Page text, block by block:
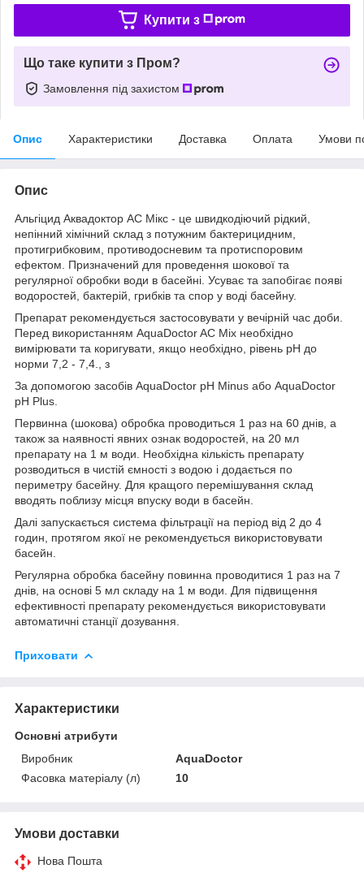
Купити з
Що таке купити з Пром?
Замовлення під захистом
Опис Характеристики Доставка Оплата Умови
Опис
Альгіцид Аквадоктор АС Мікс - це швидкодіючий рідкий,
непінний хімічний склад з потужним бактерицидним,
протигрибковим, противодосневим та протиспоровим
ефектом. Призначений для проведення шокової та
регулярної обробки води в басейні. Усуває та запобігає появі
водоростей, бактерій, грибків та спор у воді басейну.
Препарат рекомендується застосовувати у вечірній час доби.
Перед використанням AquaDoctor AC Mix необхідно
вимірювати та коригувати, якщо необхідно, рівень рН до
норми 7,2 - 7,4., з
За допомогою засобів AquaDoctor pH Minus або AquaDoctor
pH Plus.
Первинна (шокова) обробка проводиться 1 раз на 60 днів, а
також за наявності явних ознак водоростей, на 20 мл
препарату на 1 м води. Необхідна кількість препарату
розводиться в чистій ємності з водою і додається по
периметру басейну. Для кращого перемішування склад
вводять поблизу місця впуску води в басейн.
Далі запускається система фільтрації на період від 2 до 4
годин, протягом якої не рекомендується використовувати
басейн.
Регулярна обробка басейну повинна проводитися 1 раз на 7
днів, на основі 5 мл складу на 1 м води. Для підвищення
ефективності препарату рекомендується використовувати
автоматичні станції дозування.
Приховати
Характеристики
Основні атрибути
Виробник
AquaDoctor
Фасовка матеріалу (л)
10
Умови доставки
Нова Пошта